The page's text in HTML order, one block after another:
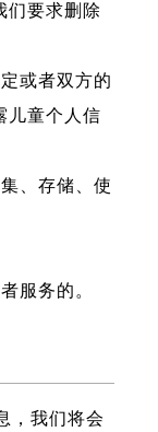
们要求删除
或者双方的
儿童个人信
、存储、使
服务的。
，我们将会